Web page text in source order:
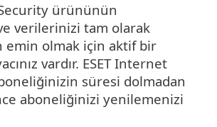
ürününün
verilerinizi tam olarak
emin olmak için aktif bir
vardır. ESET Internet
süresi dolmadan
aboneliğinizi yenilemenizi